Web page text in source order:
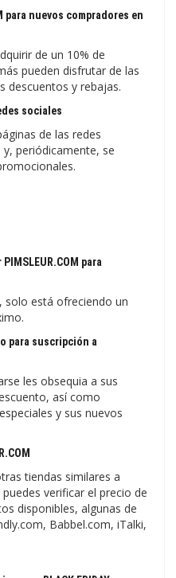
para nuevos compradores en
de un 10% de
pueden disfrutar de las
descuentos y rebajas.
sociales
de las redes
periódicamente, se
para
solo está ofreciendo un
para suscripción a
les obsequia a sus
así como
y sus nuevos
tiendas similares a
puedes verificar el precio de
disponibles, algunas de
Babbel.com, iTalki,